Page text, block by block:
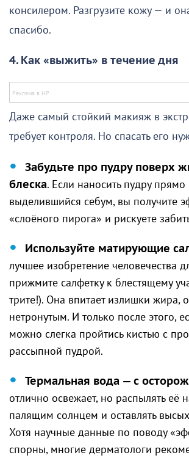
консилером. Разгрузите кожу — и
спасибо.
4. Как «выжить» в течение дня
Даже самый стойкий макияж в
требует контроля. Но спасать его
Забудьте про пудру поверх
блеска. Если наносить пудру прямо
выделившийся себум, вы получите
«слоёного пирога» и рискуете
Используйте матирующие
лучшее изобретение человечества
прижмите салфетку к блестящему
трите!). Она впитает излишки жира,
нетронутым. И только после этого,
можно слегка пройтись кистью с
рассыпной пудрой.
Термальная вода — с
отлично освежает, но распылять её
палящим солнцем и оставлять
Хотя научные данные по поводу
спорны, многие дерматологи